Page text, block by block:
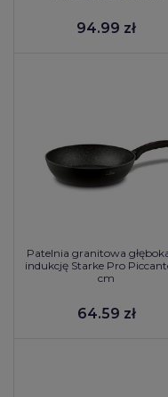
94.99 zł
Patelnia granitowa
indukcję Starke Pro
cm
64.59 zł